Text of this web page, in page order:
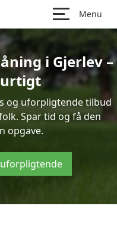
Menu
i Gjerlev –
og uforpligtende tilbud
Spar tid og få den
opgave.